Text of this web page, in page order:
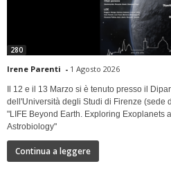
280
Irene Parenti - 1 Agosto 2026
Il 12 e il 13 Marzo si è tenuto presso il
dell'Università degli Studi di Firenze (sede
"LIFE Beyond Earth. Exploring Exoplanets
Astrobiology"
Continua a leggere